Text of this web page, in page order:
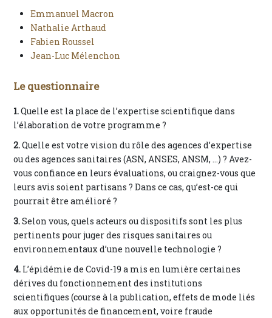
Emmanuel Macron
Nathalie Arthaud
Fabien Roussel
Jean-Luc Mélenchon
Le questionnaire
1.Quelle est la place de l’expertise scientifique dans
l’élaboration de votre programme ?
2.Quelle est votre vision du rôle des agences d’expertise
ou des agences sanitaires (ASN, ANSES, ANSM, …) ? Avez-
vous confiance en leurs évaluations, ou craignez-vous que
leurs avis soient partisans ? Dans ce cas, qu’est-ce qui
pourrait être amélioré ?
3.Selon vous, quels acteurs ou dispositifs sont les plus
pertinents pour juger des risques sanitaires ou
environnementaux d’une nouvelle technologie ?
4. L’épidémie de Covid-19 a mis en lumière certaines
dérives du fonctionnement des institutions
scientifiques (course à la publication, effets de mode liés
aux opportunités de financement, voire fraude